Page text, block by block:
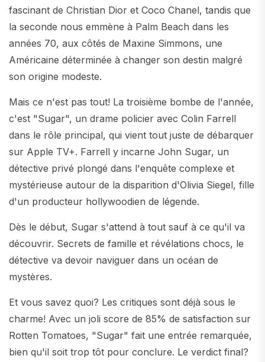
fascinant de Christian Dior et Coco Chanel, tandis que
la seconde nous emmène à Palm Beach dans les
années 70, aux côtés de Maxine Simmons, une
Américaine déterminée à changer son destin malgré
son origine modeste.
Mais ce n'est pas tout! La troisième bombe de l'année,
c'est "Sugar", un drame policier avec Colin Farrell
dans le rôle principal, qui vient tout juste de débarquer
sur Apple TV+. Farrell y incarne John Sugar, un
détective privé plongé dans l'enquête complexe et
mystérieuse autour de la disparition d'Olivia Siegel, fille
d'un producteur hollywoodien de légende.
Dès le début, Sugar s'attend à tout sauf à ce qu'il va
découvrir. Secrets de famille et révélations chocs, le
détective va devoir naviguer dans un océan de
mystères.
Et vous savez quoi? Les critiques sont déjà sous le
charme! Avec un joli score de 85% de satisfaction sur
Rotten Tomatoes, "Sugar" fait une entrée remarquée,
bien qu'il soit trop tôt pour conclure. Le verdict final?